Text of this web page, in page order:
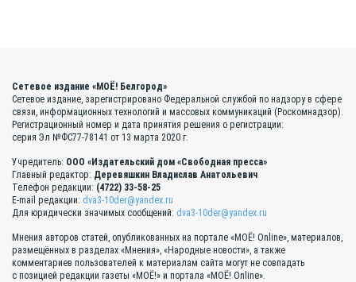
Сетевое издание «МОЁ! Белгород»
Сетевое издание, зарегистрировано Федеральной службой по надзору в сфере
связи, информационных технологий и массовых коммуникаций (Роскомнадзор).
Регистрационный номер и дата принятия решения о регистрации:
серия Эл №ФС77-78141 от 13 марта 2020 г.
Учредитель: ООО «Издательский дом «Свободная пресса»
Главный редактор: Деревяшкин Владислав Анатольевич
Телефон редакции: (4722) 33-58-25
E-mail редакции: dva3-10der@yandex.ru
Для юридически значимых сообщений: dva3-10der@yandex.ru
Мнения авторов статей, опубликованных на портале «МОЁ! Online», материалов,
размещённых в разделах «Мнения», «Народные новости», а также
комментариев пользователей к материалам сайта могут не совпадать
с позицией редакции газеты «МОЁ!» и портала «МОЁ! Online».